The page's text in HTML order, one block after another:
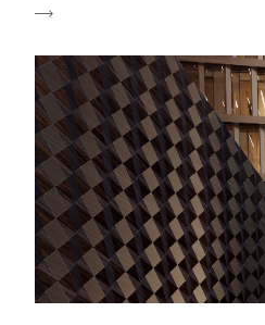
czytaj więcej